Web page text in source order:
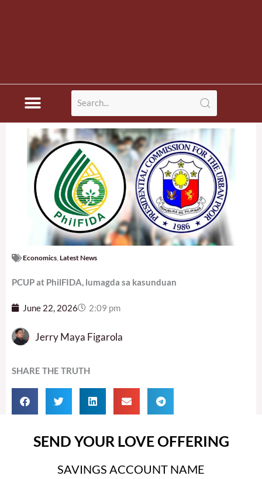
Economics Latest News
PCUP at PhilFIDA, lumagda sa kasunduan
June 22, 2026 2:09 pm
Jerry Maya Figarola
SHARE THE TRUTH
SEND YOUR LOVE OFFERING
SAVINGS ACCOUNT NAME